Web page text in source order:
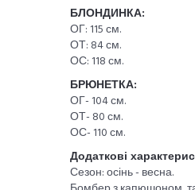
БЛОНДИНКА:
ОГ: 115 см.
ОТ: 84 см.
ОС: 118 см.
БРЮНЕТКА:
ОГ- 104 см.
ОТ- 80 см.
ОС- 110 см.
Додаткові
Сезон: осінь - весна.